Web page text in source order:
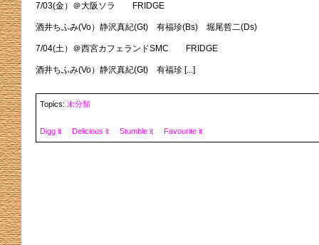
7/03(金）＠大阪ソラ FRIDGE
酒井ちふみ(Vo）静沢真紀(Gt) 有福珍(Bs) 堀尾哲二(Ds)
7/04(土）＠西宮カフェランドSMC FRIDGE
酒井ちふみ(Vo）静沢真紀(Gt) 有福珍 [...]
Topics: 未分類
Digg it Delicious it Stumble it Favourite it